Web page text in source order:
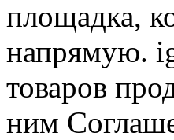
площадка,
напрямую.
товаров
ним